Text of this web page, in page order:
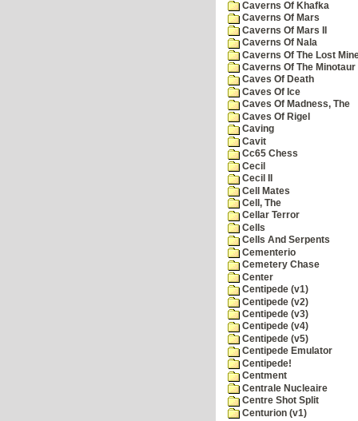
Caverns Of Khafka
Caverns Of Mars
Caverns Of Mars II
Caverns Of Nala
Caverns Of The Lost
Caverns Of The Minotaur
Caves Of Death
Caves Of Ice
Caves Of Madness, The
Caves Of Rigel
Caving
Cavit
Cc65 Chess
Cecil
Cecil II
Cell Mates
Cell, The
Cellar Terror
Cells
Cells And Serpents
Cementerio
Cemetery Chase
Center
Centipede (v1)
Centipede (v2)
Centipede (v3)
Centipede (v4)
Centipede (v5)
Centipede Emulator
Centipede!
Centment
Centrale Nucleaire
Centre Shot Split
Centurion (v1)